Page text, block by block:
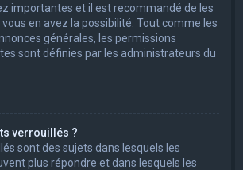
importantes et il est recommandé de les
en avez la possibilité. Tout comme les
générales, les permissions
sont définies par les administrateurs du
verrouillés ?
sont des sujets dans lesquels les
plus répondre et dans lesquels les